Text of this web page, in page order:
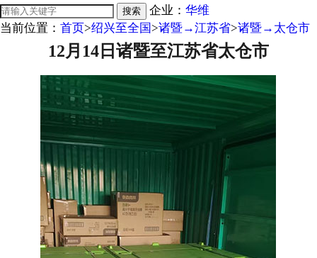
在线留言
联系我们
注册
登录
在线礼佛
在线许愿
搜索 企业： 华维
当前位置： 首页>绍兴至全国>诸暨→江苏省>诸暨→太仓市
12月14日诸暨至江苏省太仓市